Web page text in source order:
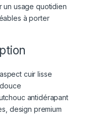
un usage quotidien
à porter
cuir lisse
antidérapant
design premium